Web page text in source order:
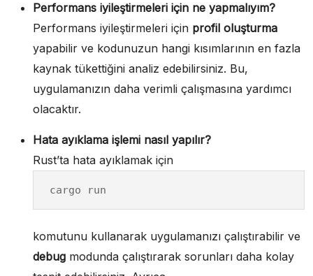
Performans iyileştirmeleri için ne yapmalıyım?
Performans iyileştirmeleri için profil oluşturma
yapabilir ve kodunuzun hangi kısımlarının en fazla
kaynak tükettiğini analiz edebilirsiniz. Bu,
uygulamanızın daha verimli çalışmasına yardımcı
olacaktır.
Hata ayıklama işlemi nasıl yapılır?
Rust’ta hata ayıklamak için
cargo run
komutunu kullanarak uygulamanızı çalıştırabilir ve
debug modunda çalıştırarak sorunları daha kolay